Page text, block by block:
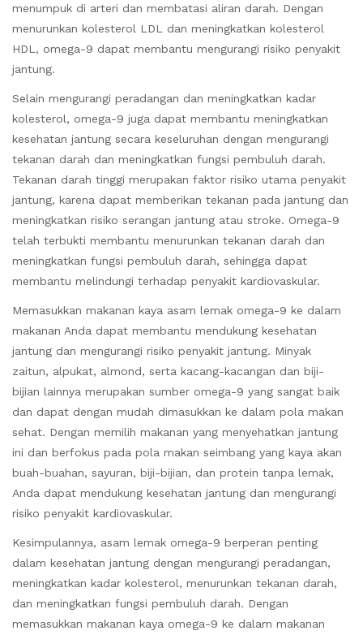
menumpuk di arteri dan membatasi aliran darah. Dengan
menurunkan kolesterol LDL dan meningkatkan kolesterol
HDL, omega-9 dapat membantu mengurangi risiko penyakit
jantung.
Selain mengurangi peradangan dan meningkatkan kadar
kolesterol, omega-9 juga dapat membantu meningkatkan
kesehatan jantung secara keseluruhan dengan mengurangi
tekanan darah dan meningkatkan fungsi pembuluh darah.
Tekanan darah tinggi merupakan faktor risiko utama penyakit
jantung, karena dapat memberikan tekanan pada jantung dan
meningkatkan risiko serangan jantung atau stroke. Omega-9
telah terbukti membantu menurunkan tekanan darah dan
meningkatkan fungsi pembuluh darah, sehingga dapat
membantu melindungi terhadap penyakit kardiovaskular.
Memasukkan makanan kaya asam lemak omega-9 ke dalam
makanan Anda dapat membantu mendukung kesehatan
jantung dan mengurangi risiko penyakit jantung. Minyak
zaitun, alpukat, almond, serta kacang-kacangan dan biji-
bijian lainnya merupakan sumber omega-9 yang sangat baik
dan dapat dengan mudah dimasukkan ke dalam pola makan
sehat. Dengan memilih makanan yang menyehatkan jantung
ini dan berfokus pada pola makan seimbang yang kaya akan
buah-buahan, sayuran, biji-bijian, dan protein tanpa lemak,
Anda dapat mendukung kesehatan jantung dan mengurangi
risiko penyakit kardiovaskular.
Kesimpulannya, asam lemak omega-9 berperan penting
dalam kesehatan jantung dengan mengurangi peradangan,
meningkatkan kadar kolesterol, menurunkan tekanan darah,
dan meningkatkan fungsi pembuluh darah. Dengan
memasukkan makanan kaya omega-9 ke dalam makanan